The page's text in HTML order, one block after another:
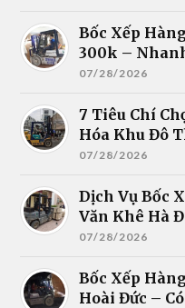
Bốc Xếp
300k –
07/28/2026
7 Tiêu Chí
Hóa Khu Đô
07/28/2026
Dịch Vụ Bốc
Văn Khê Hà
07/28/2026
Bốc Xếp
Hoài Đức –